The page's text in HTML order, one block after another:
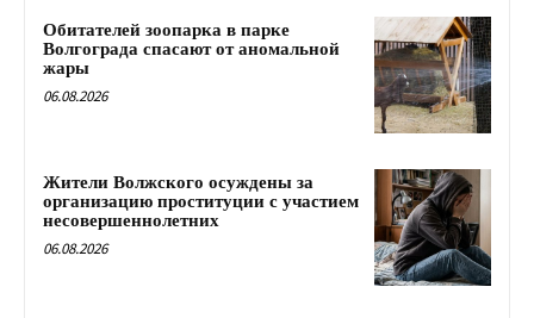
Обитателей зоопарка в парке
Волгограда спасают от аномальной
жары
06.08.2026
Жители Волжского осуждены за
организацию проституции с участием
несовершеннолетних
06.08.2026